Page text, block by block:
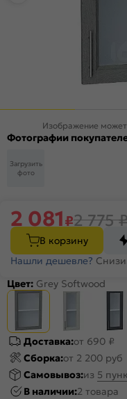
Изображение может
Фотографии
Загрузить
фото
2 081₽2 775
В корзину
Нашли дешевле?
Цвет: Grey Softwood
Доставка:от 690 ₽
Сборка:от 2 200 руб
Самовывоз:из 5
В наличии:2 товара